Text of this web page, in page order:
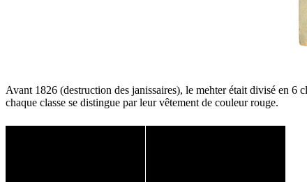
Avant 1826 (destruction des janissaires), le mehter était divisé en 6
chaque classe se distingue par leur vêtement de couleur rouge.